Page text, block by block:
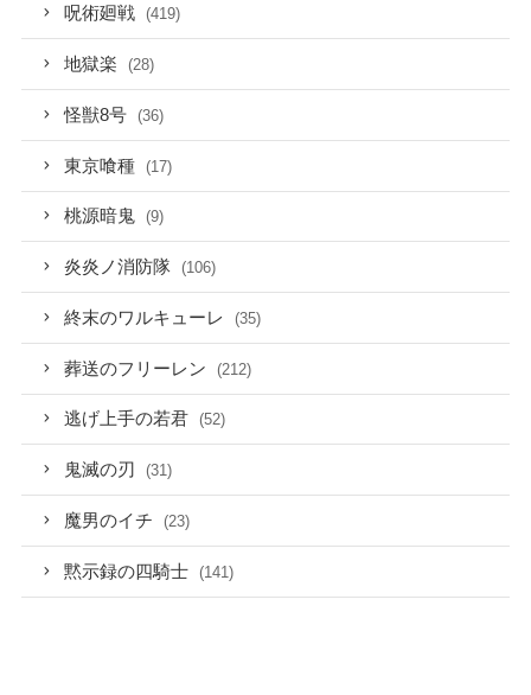
呪術廻戦 (419)
地獄楽 (28)
怪獣8号 (36)
東京喰種 (17)
桃源暗鬼 (9)
炎炎ノ消防隊 (106)
終末のワルキューレ (35)
葬送のフリーレン (212)
逃げ上手の若君 (52)
鬼滅の刃 (31)
魔男のイチ (23)
黙示録の四騎士 (141)